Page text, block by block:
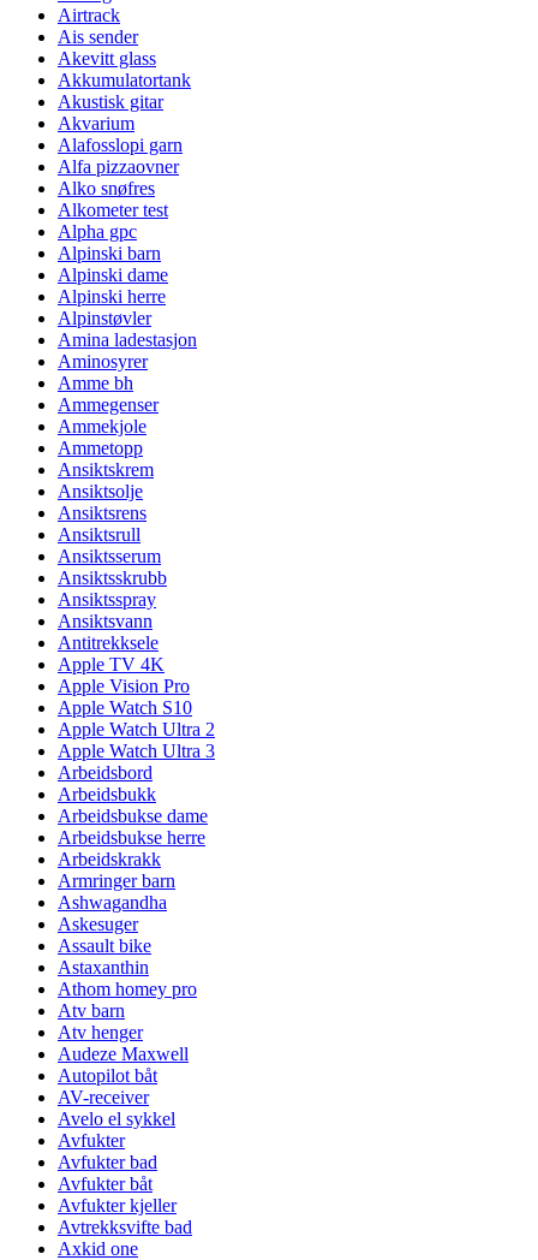
Airtrack
Ais sender
Akevitt glass
Akkumulatortank
Akustisk gitar
Akvarium
Alafosslopi garn
Alfa pizzaovner
Alko snøfres
Alkometer test
Alpha gpc
Alpinski barn
Alpinski dame
Alpinski herre
Alpinstøvler
Amina ladestasjon
Aminosyrer
Amme bh
Ammegenser
Ammekjole
Ammetopp
Ansiktskrem
Ansiktsolje
Ansiktsrens
Ansiktsrull
Ansiktsserum
Ansiktsskrubb
Ansiktsspray
Ansiktsvann
Antitrekksele
Apple TV 4K
Apple Vision Pro
Apple Watch S10
Apple Watch Ultra 2
Apple Watch Ultra 3
Arbeidsbord
Arbeidsbukk
Arbeidsbukse dame
Arbeidsbukse herre
Arbeidskrakk
Armringer barn
Ashwagandha
Askesuger
Assault bike
Astaxanthin
Athom homey pro
Atv barn
Atv henger
Audeze Maxwell
Autopilot båt
AV-receiver
Avelo el sykkel
Avfukter
Avfukter bad
Avfukter båt
Avfukter kjeller
Avtrekksvifte bad
Axkid one